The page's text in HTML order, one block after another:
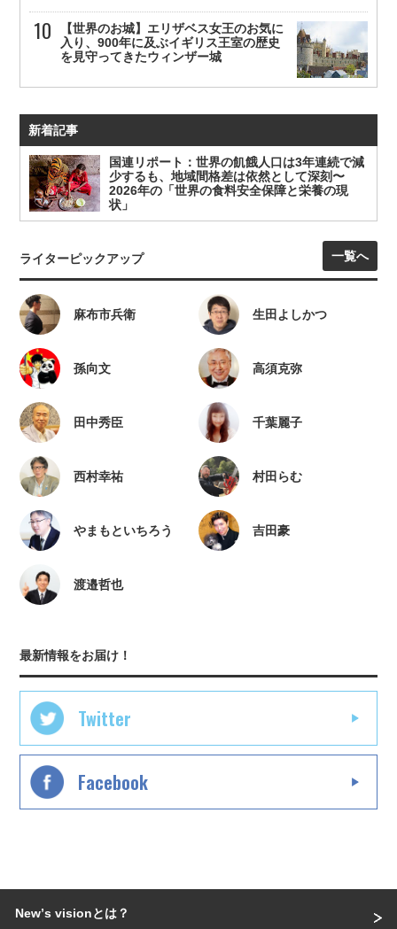
【世界のお城】エリザベス女王のお気に
入り、900年に及ぶイギリス王室の歴史
を見守ってきたウィンザー城
新着記事
国連リポート：世界の飢餓人口は3年連続で減
少するも、地域間格差は依然として深刻〜
2026年の「世界の食料安全保障と栄養の現
状」
ライターピックアップ 一覧へ
麻布市兵衛 生田よしかつ
孫向文 高須克弥
田中秀臣 千葉麗子
西村幸祐 村田らむ
やまもといちろう 吉田豪
渡邉哲也
最新情報をお届け！
Twitter
Facebook
Newʼs visionとは？